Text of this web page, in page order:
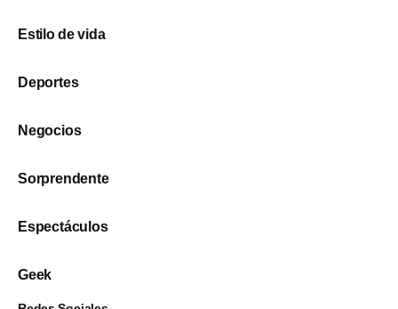
Estilo de vida
Deportes
Negocios
Sorprendente
Espectáculos
Geek